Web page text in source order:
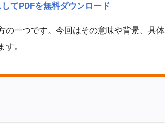
てPDFを無料ダウンロード
の一つです。今回はその意味や背景、具体
。